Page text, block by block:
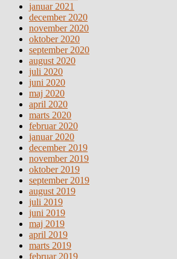
januar 2021
december 2020
november 2020
oktober 2020
september 2020
august 2020
juli 2020
juni 2020
maj 2020
april 2020
marts 2020
februar 2020
januar 2020
december 2019
november 2019
oktober 2019
september 2019
august 2019
juli 2019
juni 2019
maj 2019
april 2019
marts 2019
februar 2019